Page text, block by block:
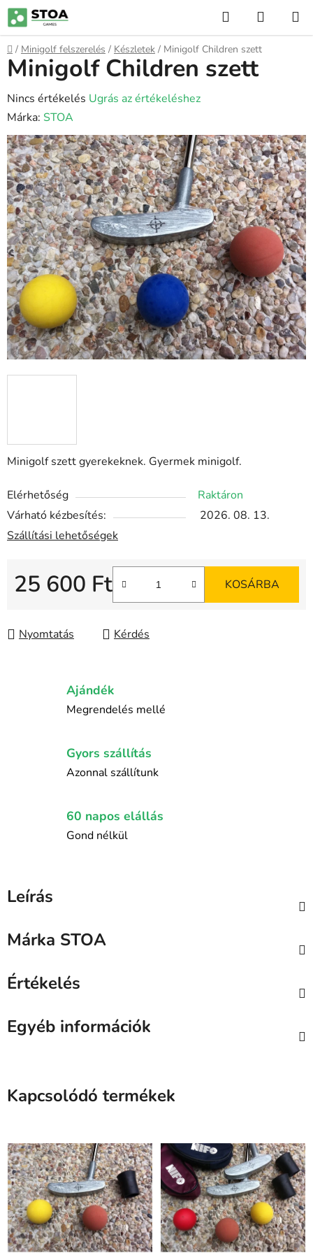
Ugrás
fő
tartalomhoz
KeresésKOSÁR
Kezdőlap
/ Minigolf felszerelés / Készletek / Minigolf Children szett
Minigolf szett gyerekeknek. Gyermek minigolf.
Elérhetőség
Raktáron
Várható kézbesítés:
2026. 08. 13.
Szállítási lehetőségek
25 600 Ft KOSÁRBA
Nyomtatás Kérdés
Minigolf Children szett
A
termék
átlagos
értékelése
5-
ből
0,0
csillag.
Nincs értékelés Ugrás az értékeléshez
Márka: STOA
Ajándék
Megrendelés mellé
Gyors szállítás
Azonnal szállítunk
60 napos elállás
Gond nélkül
Leírás
Márka STOA
Értékelés
Egyéb információk
Kapcsolódó termékek